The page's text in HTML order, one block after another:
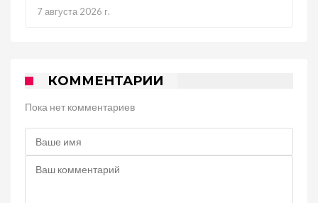
7 августа 2026 г.
КОММЕНТАРИИ
Пока нет комментариев